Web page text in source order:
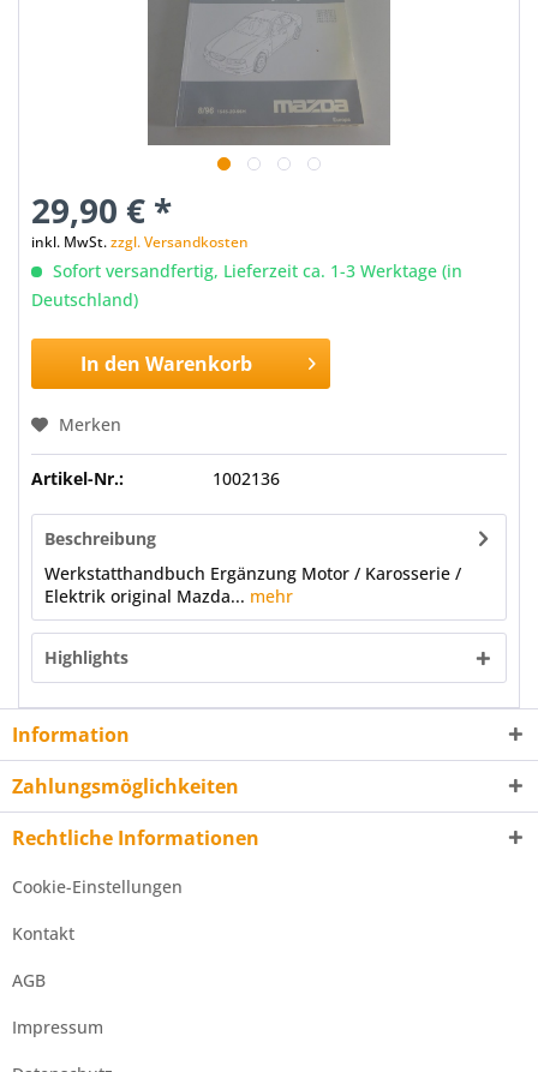
29,90 € *
inkl. MwSt.zzgl. Versandkosten
Sofort versandfertig, Lieferzeit ca. 1-3 Werktage (in
Deutschland)
In den Warenkorb
Merken
Artikel-Nr.: 1002136
Beschreibung
Werkstatthandbuch Ergänzung Motor / Karosserie /
Elektrik original Mazda... mehr
Highlights
Information
Zahlungsmöglichkeiten
Rechtliche Informationen
Cookie-Einstellungen
Kontakt
AGB
Impressum